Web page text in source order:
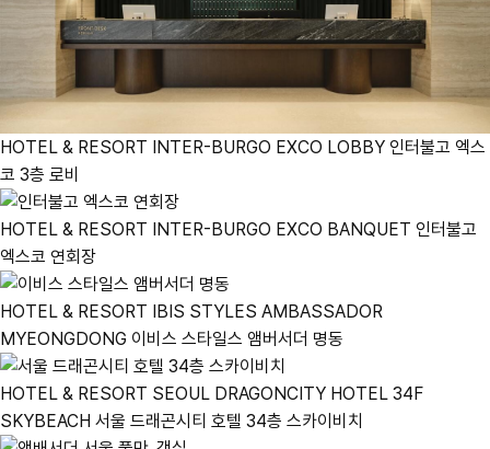
HOTEL & RESORT INTER-BURGO EXCO LOBBY 인터불고 엑스
코 3층 로비
HOTEL & RESORT INTER-BURGO EXCO BANQUET 인터불고
엑스코 연회장
HOTEL & RESORT
IBIS STYLES AMBASSADOR
MYEONGDONG 이비스 스타일스 앰버서더 명동
HOTEL & RESORT SEOUL DRAGONCITY HOTEL 34F
SKYBEACH 서울 드래곤시티 호텔 34층 스카이비치